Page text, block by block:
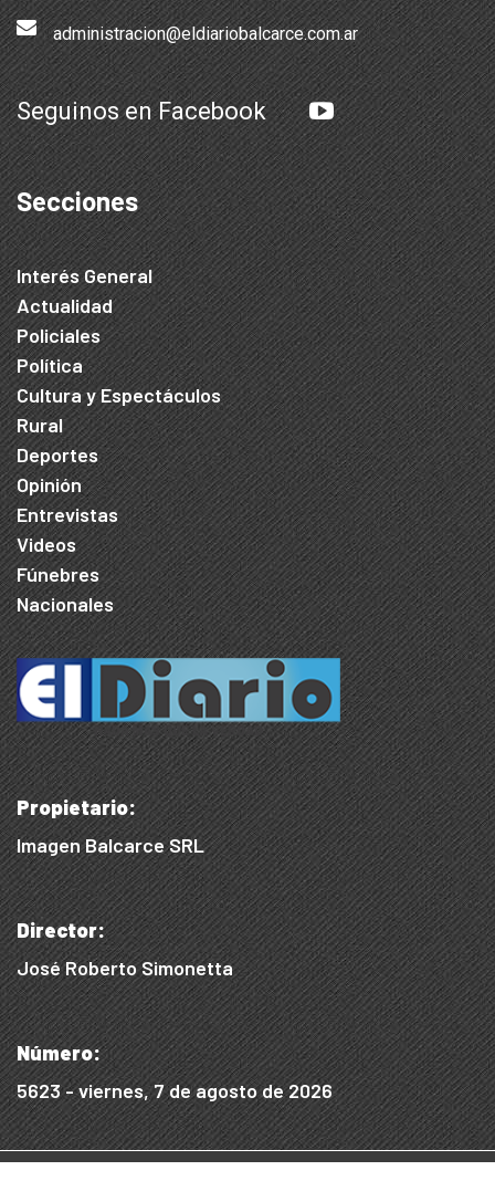
administracion@eldiariobalcarce.com.ar
Seguinos en Facebook
Secciones
Interés General
Actualidad
Policiales
Política
Cultura y Espectáculos
Rural
Deportes
Opinión
Entrevistas
Videos
Fúnebres
Nacionales
Propietario:
Imagen Balcarce SRL
Director:
José Roberto Simonetta
Número:
5623 - viernes, 7 de agosto de 2026